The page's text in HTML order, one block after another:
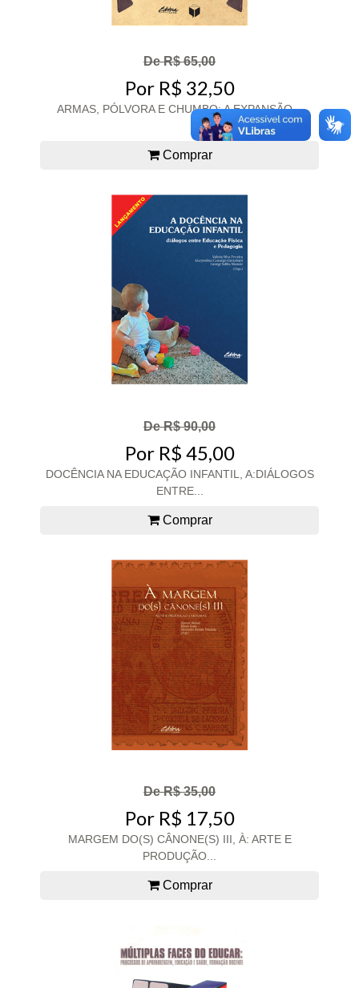
De R$ 65,00
Por R$ 32,50
ARMAS, PÓLVORA E CHUMBO: A EXPANSÃO...
Comprar
De R$ 90,00
Por R$ 45,00
DOCÊNCIA NA EDUCAÇÃO INFANTIL, A:DIÁLOGOS
ENTRE...
Comprar
De R$ 35,00
Por R$ 17,50
MARGEM DO(S) CÂNONE(S) III, À: ARTE E
PRODUÇÃO...
Comprar